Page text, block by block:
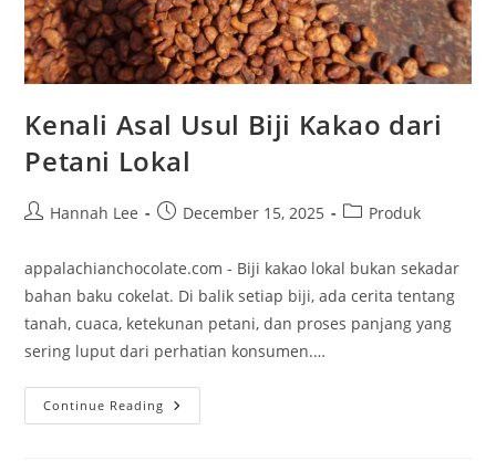
Kenali Asal Usul Biji Kakao dari
Petani Lokal
PostHannah Lee
PostDecember 15, 2025
PostProduk
appalachianchocolate.com - Biji kakao lokal bukan sekadar
bahan baku cokelat. Di balik setiap biji, ada cerita tentang
tanah, cuaca, ketekunan petani, dan proses panjang yang
sering luput dari perhatian konsumen.…
Continue Reading Kenali
Asal